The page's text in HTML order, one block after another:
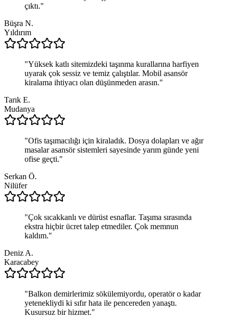
çıktı."
Büşra N.
Yıldırım
"Yüksek katlı sitemizdeki taşınma kurallarına harfiyen
uyarak çok sessiz ve temiz çalıştılar. Mobil asansör
kiralama ihtiyacı olan düşünmeden arasın."
Tarık E.
Mudanya
"Ofis taşımacılığı için kiraladık. Dosya dolapları ve ağır
masalar asansör sistemleri sayesinde yarım günde yeni
ofise geçti."
Serkan Ö.
Nilüfer
"Çok sıcakkanlı ve dürüst esnaflar. Taşıma sırasında
ekstra hiçbir ücret talep etmediler. Çok memnun
kaldım."
Deniz A.
Karacabey
"Balkon demirlerimiz sökülemiyordu, operatör o kadar
yetenekliydi ki sıfır hata ile pencereden yanaştı.
Kusursuz bir hizmet."